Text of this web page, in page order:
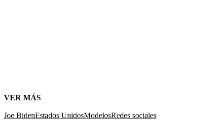
VER MÁS
Joe BidenEstados UnidosModelosRedes sociales